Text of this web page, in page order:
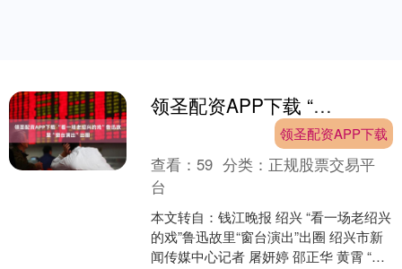
领圣配资APP下载 “看一场老绍兴的戏”鲁迅故里“窗台演出”出圈
领圣配资APP下载
查看： 59 分类： 正规股票交易平
台
本文转自：钱江晚报 绍兴 “看一场老绍兴
的戏”鲁迅故里“窗台演出”出圈 绍兴市新
闻传媒中心记者 屠妍婷 邵正华 黄霄 “快